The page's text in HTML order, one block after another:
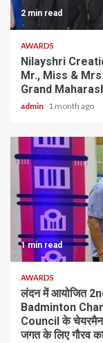
2 min read
AWARDS
Nilayshri
Mr., Miss &
Grand
admin 1 month ago
1 min read
AWARDS
लंदन में आयोजित
Badminton
Council के चेयरमैन
जगत के लिए गौरव